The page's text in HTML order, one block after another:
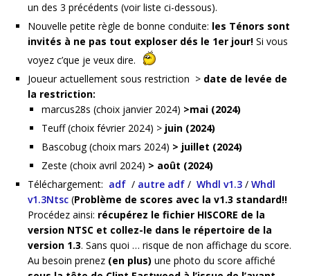
un des 3 précédents (voir liste ci-dessous).
Nouvelle petite règle de bonne conduite: les Ténors sont
invités à ne pas tout exploser dés le 1er jour! Si vous
voyez c’que je veux dire.
Joueur actuellement sous restriction > date de levée de
la restriction:
marcus28s (choix janvier 2024) >mai (2024)
Teuff (choix février 2024) > juin (2024)
Bascobug (choix mars 2024) > juillet (2024)
Zeste (choix avril 2024) > août (2024)
Téléchargement: adf / autre adf / Whdl v1.3 / Whdl
v1.3Ntsc (Problème de scores avec la v1.3 standard!!
Procédez ainsi: récupérez le fichier HISCORE de la
version NTSC et collez-le dans le répertoire de la
version 1.3. Sans quoi … risque de non affichage du score.
Au besoin prenez (en plus) une photo du score affiché